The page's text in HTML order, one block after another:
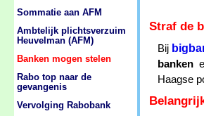
Straf de
Bij
banken
Haagse
Sommatie aan AFM
Ambtelijk plichtsverzuim
Heuvelman (AFM)
Banken mogen stelen
Rabo top naar de
gevangenis
Vervolging Rabobank